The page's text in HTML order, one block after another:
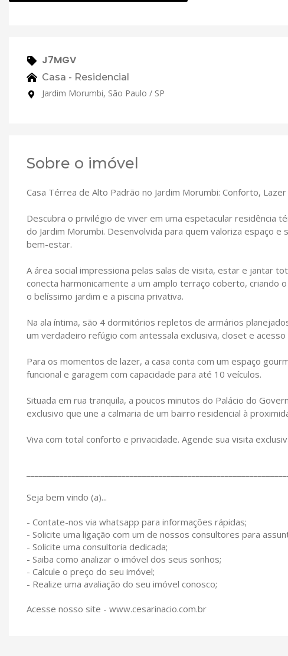
J7MGV
Casa - Residencial
Jardim Morumbi, São Paulo / SP
Sobre o imóvel
Casa Térrea de Alto Padrão no Jardim Morumbi: Conforto,
Descubra o privilégio de viver em uma espetacular residência
do Jardim Morumbi. Desenvolvida para quem valoriza espaço
bem-estar.
A área social impressiona pelas salas de visita, estar e jantar
conecta harmonicamente a um amplo terraço coberto, criando
o belíssimo jardim e a piscina privativa.
Na ala íntima, são 4 dormitórios repletos de armários
um verdadeiro refúgio com antessala exclusiva, closet e
Para os momentos de lazer, a casa conta com um espaço
funcional e garagem com capacidade para até 10 veículos.
Situada em rua tranquila, a poucos minutos do Palácio do
exclusivo que une a calmaria de um bairro residencial à
Viva com total conforto e privacidade. Agende sua visita
Seja bem vindo (a)...
- Contate-nos via whatsapp para informações rápidas;
- Solicite uma ligação com um de nossos consultores para
- Solicite uma consultoria dedicada;
- Saiba como analizar o imóvel dos seus sonhos;
- Calcule o preço do seu imóvel;
- Realize uma avaliação do seu imóvel conosco;
Acesse nosso site - www.cesarinacio.com.br